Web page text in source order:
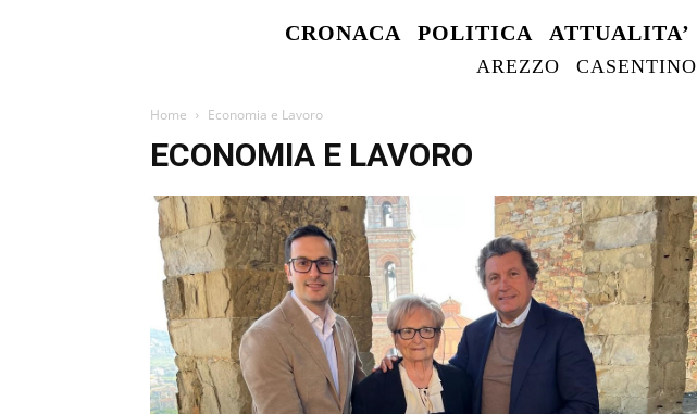
CRONACA POLITICA ATTUALITA’
AREZZO CASENTINO
Home Economia e Lavoro
ECONOMIA E LAVORO